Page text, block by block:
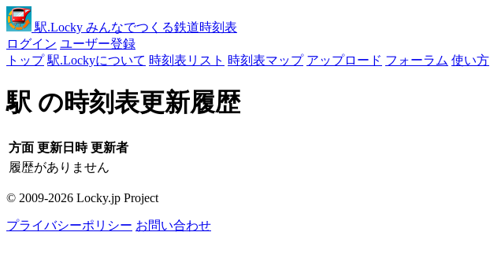
駅.Locky みんなでつくる鉄道時刻表
ログイン ユーザー登録
トップ 駅.Lockyについて 時刻表リスト 時刻表マップ アップロード フォーラム 使い方
駅 の時刻表更新履歴
方面 更新日時 更新者
履歴がありません
© 2009-2026 Locky.jp Project
プライバシーポリシー お問い合わせ